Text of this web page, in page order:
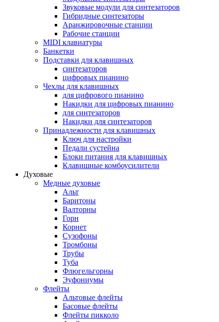
Звуковые модули для синтезаторов
Гибридные синтезаторы
Аранжировочные станции
Рабочие станции
MIDI клавиатуры
Банкетки
Подставки для клавишных
синтезаторов
цифровых пианино
Чехлы для клавишных
для цифрового пианино
Накидки для цифровых пианино
для синтезаторов
Накидки для синтезаторов
Принадлежности для клавишных
Ключ для настройки
Педали сустейна
Блоки питания для клавишных
Клавишные комбоусилители
Духовые
Медные духовые
Альт
Баритоны
Валторны
Горн
Корнет
Сузофоны
Тромбоны
Трубы
Туба
Флюгельгорны
Эуфониумы
Флейты
Альтовые флейты
Басовые флейты
Флейты пикколо